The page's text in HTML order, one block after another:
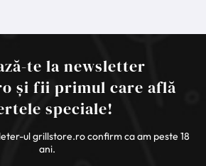
te la newsletter
și fii primul care află
speciale!
ul grillstore.ro confirm ca am peste 18
ani.